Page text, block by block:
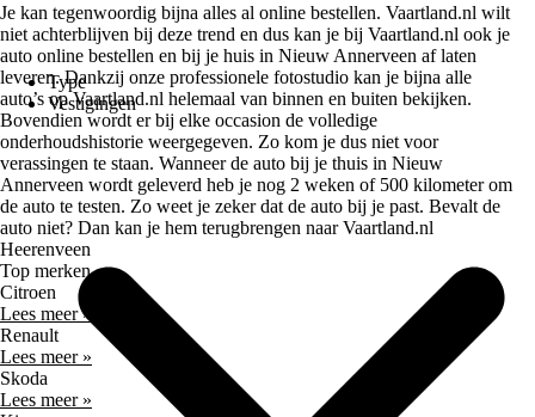
Type
Vestigingen
Je kan tegenwoordig bijna alles al online bestellen. Vaartland.nl wilt
niet achterblijven bij deze trend en dus kan je bij Vaartland.nl ook je
auto online bestellen en bij je huis in Nieuw Annerveen af laten
leveren. Dankzij onze professionele fotostudio kan je bijna alle
auto’s op Vaartland.nl helemaal van binnen en buiten bekijken.
Bovendien wordt er bij elke occasion de volledige
onderhoudshistorie weergegeven. Zo kom je dus niet voor
verassingen te staan. Wanneer de auto bij je thuis in Nieuw
Annerveen wordt geleverd heb je nog 2 weken of 500 kilometer om
de auto te testen. Zo weet je zeker dat de auto bij je past. Bevalt de
auto niet? Dan kan je hem terugbrengen naar Vaartland.nl
Heerenveen
Top merken
Citroen
Lees meer »
Renault
Lees meer »
Skoda
Lees meer »